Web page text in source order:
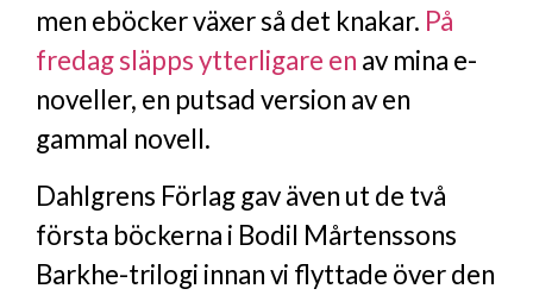
men eböcker växer så det knakar. På
fredag släpps ytterligare en av mina e-
noveller, en putsad version av en
gammal novell.
Dahlgrens Förlag gav även ut de två
första böckerna i Bodil Mårtenssons
Barkhe-trilogi innan vi flyttade över den